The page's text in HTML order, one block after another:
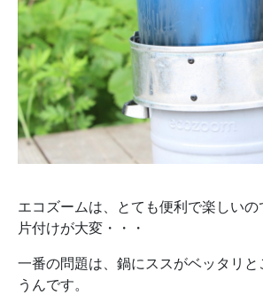
エコズームは、とても便利で楽しい
片付けが大変・・・
一番の問題は、鍋にススがベッタリと
うんです。